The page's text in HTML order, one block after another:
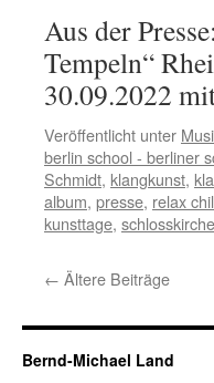
Aus der
Tempeln“
30.09.2022
Veröffentlicht unter
berlin school - berliner
Schmidt, klangkunst,
album, presse, relax
kunsttage,
← Ältere Beiträge
Bernd-Michael Land